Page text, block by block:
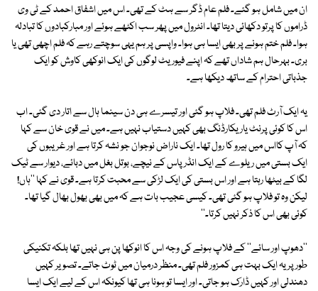
ان میں شامل ہو گئے۔ فلم عام ڈگر سے ہٹ کے تھی۔ اس میں اشفاق احمد کے ٹی وی
ڈراموں کا پرتو دکھائی دیتا تھا۔ انٹرول میں پھر سب اکٹھے ہوئے اور مبارکبادوں کا تبادلہ
ہوا۔ فلم ختم ہونے پر بھی ایسا ہی ہوا۔ واپسی پر ہم یہی سوچتے رہے کہ فلم اچھی تھی یا
بری۔ بہرحال ہم شاداں تھے کہ اپنے فیوریٹ لوگوں کی ایک انوکھی کاوش کو ایک
جذباتی احترام کے ساتھ دیکھا ہے۔
یہ ایک آرٹ فلم تھی۔ فلاپ ہو گئی اور تیسرے ہی دن سینما ہال سے اتار دی گئی۔ اب
اس کا کوئی پرنٹ یاریکارڈنگ بھی کہیں دستیاب نہیں ہے۔ میں نے قوی خان سے کہا
کہ آپ کااس میں ہیرو کا رول تھا۔ ایک ناراض نوجوان جو نشہ کرتا ہے اور غریبوں کی
ایک بستی میں ریلوے کے ایک انڈر پاس کے نیچے، بوتل بغل میں دبائے، دیوار سے ٹیک
لگا کے بیٹھا رہتا ہے اور اس بستی کی ایک لڑکی سے محبت کرتا ہے۔ قوی نے کہا ''ہاں!
لیکن وہ تو فلاپ ہو گئی تھی۔ کیسی عجیب بات ہے کہ میں بھی بھول بھال گیا تھا۔
کوئی بھی اس کا ذکر نہیں کرتا۔''
''دھوپ اور سائے'' کے فلاپ ہونے کی وجہ اس کا انوکھا پن ہی نہیں تھا بلکہ تکنیکی
طور پر یہ ایک بہت ہی کمزور فلم تھی۔ منظر درمیان میں ٹوٹ جاتے۔ تصویر کہیں
دھندلی اور کہیں ڈارک ہو جاتی۔ اور ایسا تو ہونا ہی تھا کیونکہ اس کے لیے ایک ایسا